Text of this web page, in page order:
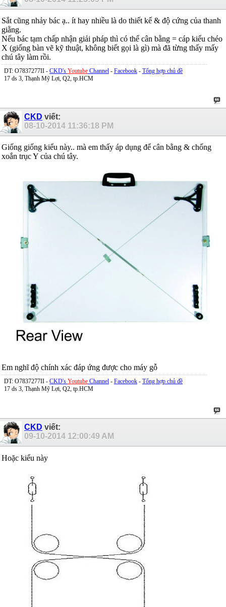
Sắt cũng nhảy bác ạ.. ít hay nhiều là do thiết kế & độ cứng của thanh
giằng.
Nếu bác tạm chấp nhận giải pháp thì có thể cân bằng = cáp kiểu chéo
X (giống bàn vẽ kỹ thuật, không biết gọi là gì) mà đã từng thấy mấy
chú tây làm rồi.
DT: O7837277II - CKD's Youtube Channel - Facebook - Tổng hợp chủ đề
17 ds 3, Thạnh Mỹ Lợi, Q2, tp.HCM
CKD viết:
08-10-2014 11:36:18 PM
Giống giống kiểu này.. mà em thấy áp dụng để cân bằng & chống
xoắn trục Y của chú tây.
Em nghĩ độ chính xác đáp ứng được cho máy gỗ
DT: O7837277II - CKD's Youtube Channel - Facebook - Tổng hợp chủ đề
17 ds 3, Thạnh Mỹ Lợi, Q2, tp.HCM
CKD viết:
09-10-2014 12:00:49 AM
Hoặc kiểu này